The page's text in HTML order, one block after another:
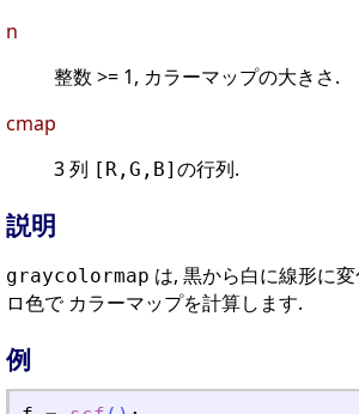
n
整数 >= 1, カラーマップの大きさ.
cmap
3 列 [R,G,B] の行列.
説明
graycolormap は, 黒から白に線形に
ロ色で カラーマップを計算します.
例